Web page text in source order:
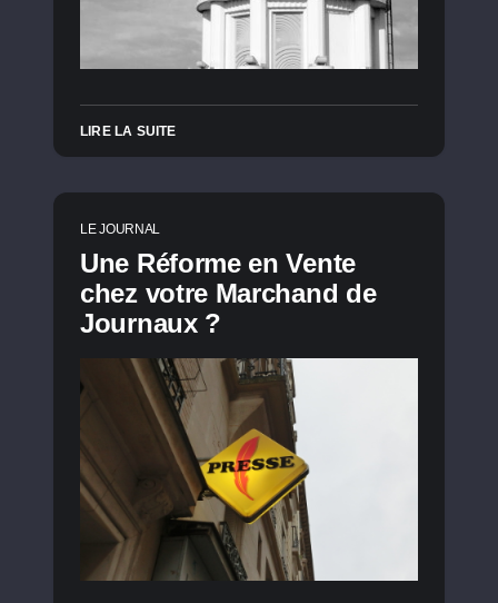
LIRE LA SUITE
LE JOURNAL
Une Réforme en Vente
chez votre Marchand de
Journaux ?